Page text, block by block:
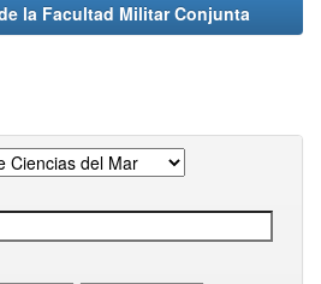
la Facultad Militar Conjunta